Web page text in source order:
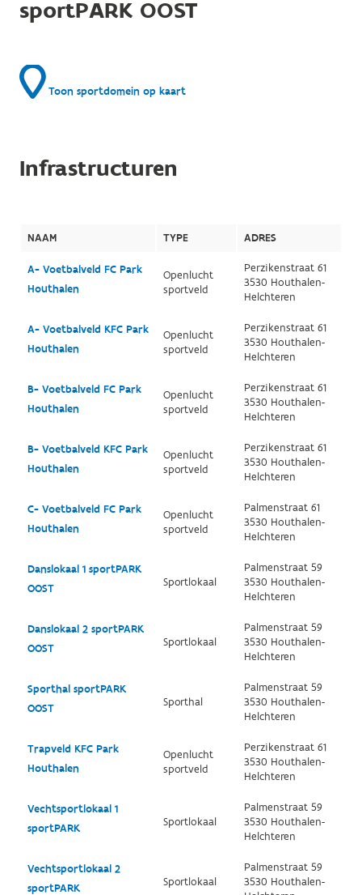
sportPARK OOST
Toon sportdomein op kaart
Infrastructuren
NAAM TYPE ADRES
A- Voetbalveld FC Park
Houthalen
Openlucht
sportveld
Perzikenstraat 61
3530 Houthalen-
Helchteren
A- Voetbalveld KFC Park
Houthalen
Openlucht
sportveld
Perzikenstraat 61
3530 Houthalen-
Helchteren
B- Voetbalveld FC Park
Houthalen
Openlucht
sportveld
Perzikenstraat 61
3530 Houthalen-
Helchteren
B- Voetbalveld KFC Park
Houthalen
Openlucht
sportveld
Perzikenstraat 61
3530 Houthalen-
Helchteren
C- Voetbalveld FC Park
Houthalen
Openlucht
sportveld
Palmenstraat 61
3530 Houthalen-
Helchteren
Danslokaal 1 sportPARK
OOST
Sportlokaal
Palmenstraat 59
3530 Houthalen-
Helchteren
Danslokaal 2 sportPARK
OOST
Sportlokaal
Palmenstraat 59
3530 Houthalen-
Helchteren
Sporthal sportPARK
OOST
Sporthal
Palmenstraat 59
3530 Houthalen-
Helchteren
Trapveld KFC Park
Houthalen
Openlucht
sportveld
Perzikenstraat 61
3530 Houthalen-
Helchteren
Vechtsportlokaal 1
sportPARK
Sportlokaal
Palmenstraat 59
3530 Houthalen-
Helchteren
Vechtsportlokaal 2
sportPARK
Sportlokaal
Palmenstraat 59
3530 Houthalen-